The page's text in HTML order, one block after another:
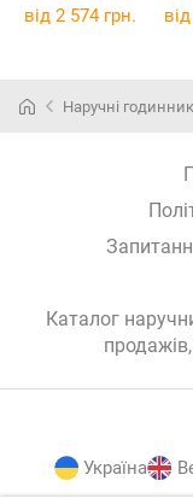
від 2 574 грн.
Наручні
Каталог
продажів,
Україна